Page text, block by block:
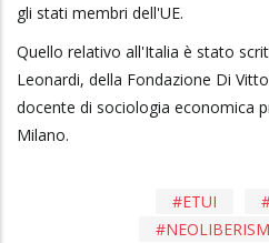
gli stati membri dell'UE.
Quello relativo all'Italia è stato
Leonardi, della Fondazione Di
docente di sociologia economica
Milano.
ETUI